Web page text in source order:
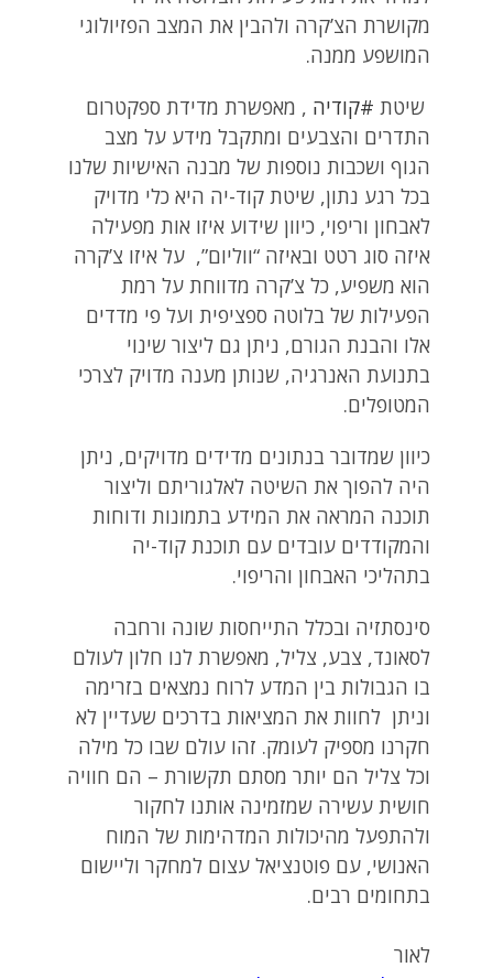
מקושרת הצ’קרה ולהבין את המצב הפזיולוגי
המושפע ממנה.
שיטת #קודיה , מאפשרת מדידת ספקטרום
התדרים והצבעים ומתקבל מידע על מצב
הגוף ושכבות נוספות של מבנה האישיות שלנו
בכל רגע נתון, שיטת קוד-יה היא כלי מדויק
לאבחון וריפוי, כיוון שידוע איזו אות מפעילה
איזה סוג רטט ובאיזה “ווליום”, על איזו צ’קרה
הוא משפיע, כל צ’קרה מדווחת על רמת
הפעילות של בלוטה ספציפית ועל פי מדדים
אלו והבנת הגורם, ניתן גם ליצור שינוי
בתנועת האנרגיה, שנותן מענה מדויק לצרכי
המטופלים.
כיוון שמדובר בנתונים מדידים מדויקים, ניתן
היה להפוך את השיטה לאלגוריתם וליצור
תוכנה המראה את המידע בתמונות ודוחות
והמקודדים עובדים עם תוכנת קוד-יה
בתהליכי האבחון והריפוי.
סינסתזיה ובכלל התייחסות שונה ורחבה
לסאונד, צבע, צליל, מאפשרת לנו חלון לעולם
בו הגבולות בין המדע לרוח נמצאים בזרימה
וניתן לחוות את המציאות בדרכים שעדיין לא
חקרנו מספיק לעומק. זהו עולם שבו כל מילה
וכל צליל הם יותר מסתם תקשורת – הם חוויה
חושית עשירה שמזמינה אותנו לחקור
ולהתפעל מהיכולות המדהימות של המוח
האנושי, עם פוטנציאל עצום למחקר וליישום
בתחומים רבים.
לאור